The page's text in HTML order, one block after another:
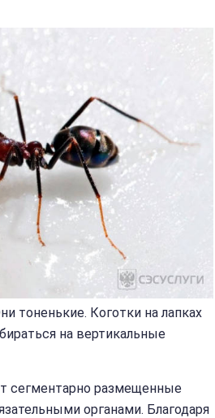
тоненькие. Коготки на лапках
на вертикальные
сегментарно размещенные
органами. Благодаря